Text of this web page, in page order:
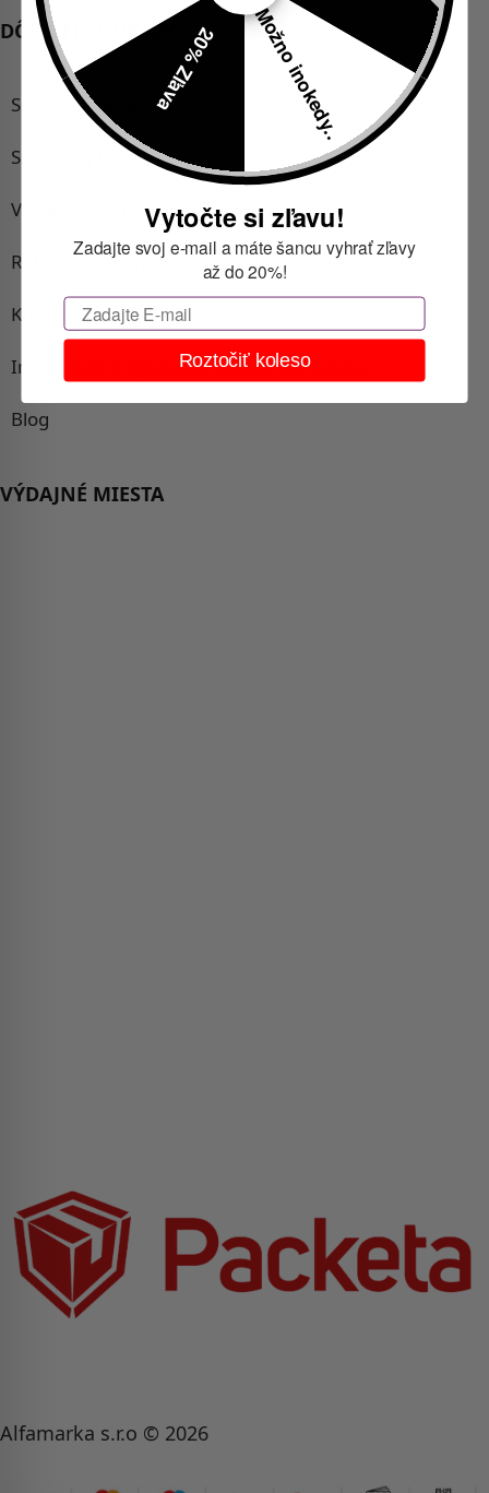
DÔLEŽITÉ ODKAZY
Spôsoby dopravy
Spôsoby platby
Všeobecné obchodné podmienky
Reklamácie a vrátenie tovaru
Kontakt
Informácie o spracovaní osobných údajov
Blog
VÝDAJNÉ MIESTA
Alfamarka s.r.o © 2026
Možno inokedy..
20% Zľava
Vytočte si zľavu!
Zadajte svoj e-mail a máte šancu vyhrať zľavy
až do 20%!
Email
Roztočiť koleso